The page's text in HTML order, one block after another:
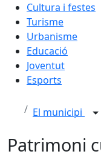
Cultura i festes
Turisme
Urbanisme
Educació
Joventut
Esports
El municipi
Patrimoni